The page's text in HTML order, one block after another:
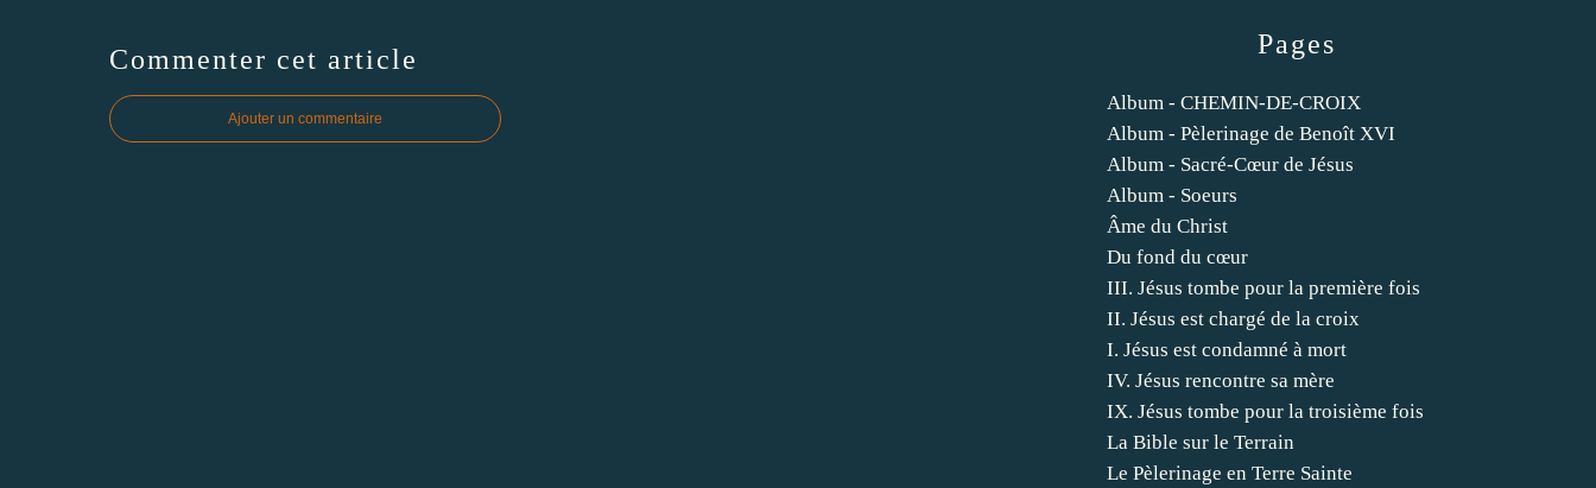
Commenter cet article
Ajouter un commentaire
Pages
Album - CHEMIN-DE-CROIX
Album - Pèlerinage de Benoît XVI
Album - Sacré-Cœur de Jésus
Album - Soeurs
Âme du Christ
Du fond du cœur
III. Jésus tombe pour la première fois
II. Jésus est chargé de la croix
I. Jésus est condamné à mort
IV. Jésus rencontre sa mère
IX. Jésus tombe pour la troisième fois
La Bible sur le Terrain
Le Pèlerinage en Terre Sainte